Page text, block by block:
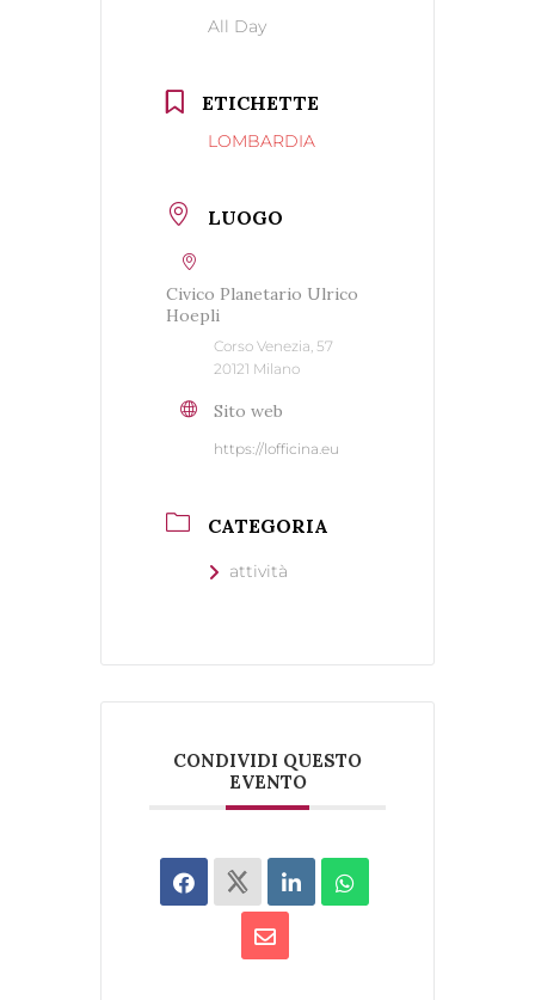
All Day
ETICHETTE
LOMBARDIA
LUOGO
Civico Planetario Ulrico
Hoepli
Corso Venezia, 57
20121 Milano
Sito web
https://lofficina.eu
CATEGORIA
attività
CONDIVIDI QUESTO
EVENTO